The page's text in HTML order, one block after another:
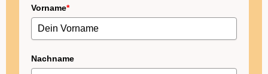
Vorname*
Nachname